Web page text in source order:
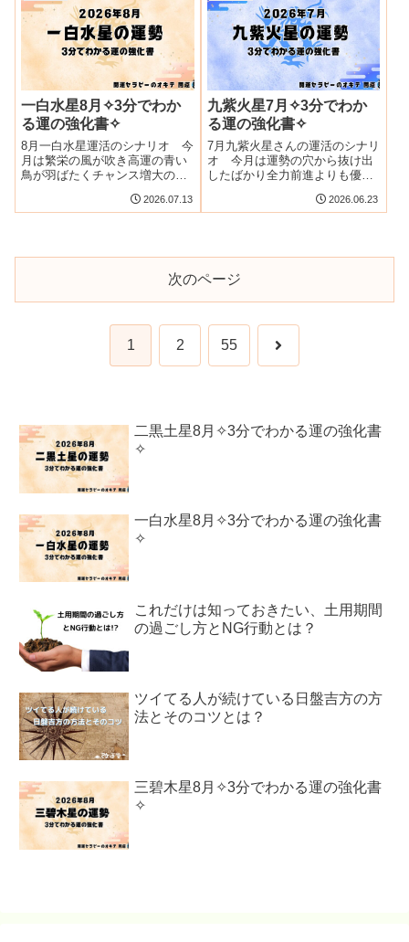
一白水星8月✧3分でわか
る運の強化書✧
8月一白水星運活のシナリオ 今
月は繁栄の風が吹き高運の青い
鳥が羽ばたくチャンス増大の月
2026.07.13
九紫火星7月✧3分でわか
る運の強化書✧
7月九紫火星さんの運活のシナリ
オ 今月は運勢の穴から抜け出
したばかり全力前進よりも優先
プで歩むことが大切。 2026.06.23
次のページ
1 2 55 次
二黒土星8月✧3分でわかる運の強化書
✧
一白水星8月✧3分でわかる運の強化書
✧
これだけは知っておきたい、土用期間
の過ごし方とNG行動とは？
ツイてる人が続けている日盤吉方の方
法とそのコツとは？
三碧木星8月✧3分でわかる運の強化書
✧